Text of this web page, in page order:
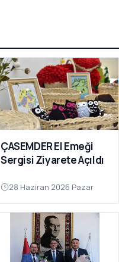
ÇASEMDER El Emeği
Sergisi Ziyarete Açıldı
28 Haziran 2026 Pazar